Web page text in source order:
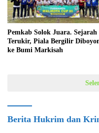
Pemkab Solok Juara. Sejarah
Terukir, Piala Bergilir
ke Bumi Markisah
Berita Hukrim dan